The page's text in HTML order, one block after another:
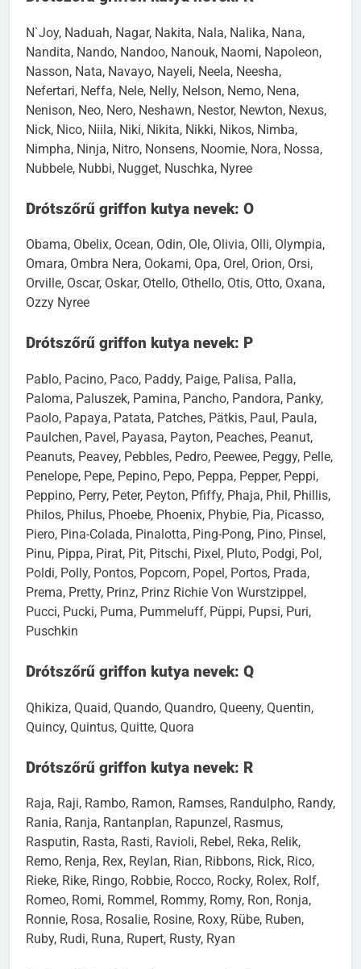
N`Joy, Naduah, Nagar, Nakita, Nala, Nalika, Nana,
Nandita, Nando, Nandoo, Nanouk, Naomi, Napoleon,
Nasson, Nata, Navayo, Nayeli, Neela, Neesha,
Nefertari, Neffa, Nele, Nelly, Nelson, Nemo, Nena,
Nenison, Neo, Nero, Neshawn, Nestor, Newton, Nexus,
Nick, Nico, Niila, Niki, Nikita, Nikki, Nikos, Nimba,
Nimpha, Ninja, Nitro, Nonsens, Noomie, Nora, Nossa,
Nubbele, Nubbi, Nugget, Nuschka, Nyree
Drótszőrű griffon kutya nevek: O
Obama, Obelix, Ocean, Odin, Ole, Olivia, Olli, Olympia,
Omara, Ombra Nera, Ookami, Opa, Orel, Orion, Orsi,
Orville, Oscar, Oskar, Otello, Othello, Otis, Otto, Oxana,
Ozzy Nyree
Drótszőrű griffon kutya nevek: P
Pablo, Pacino, Paco, Paddy, Paige, Palisa, Palla,
Paloma, Paluszek, Pamina, Pancho, Pandora, Panky,
Paolo, Papaya, Patata, Patches, Pätkis, Paul, Paula,
Paulchen, Pavel, Payasa, Payton, Peaches, Peanut,
Peanuts, Peavey, Pebbles, Pedro, Peewee, Peggy, Pelle,
Penelope, Pepe, Pepino, Pepo, Peppa, Pepper, Peppi,
Peppino, Perry, Peter, Peyton, Pfiffy, Phaja, Phil, Phillis,
Philos, Philus, Phoebe, Phoenix, Phybie, Pia, Picasso,
Piero, Pina-Colada, Pinalotta, Ping-Pong, Pino, Pinsel,
Pinu, Pippa, Pirat, Pit, Pitschi, Pixel, Pluto, Podgi, Pol,
Poldi, Polly, Pontos, Popcorn, Popel, Portos, Prada,
Prema, Pretty, Prinz, Prinz Richie Von Wurstzippel,
Pucci, Pucki, Puma, Pummeluff, Püppi, Pupsi, Puri,
Puschkin
Drótszőrű griffon kutya nevek: Q
Qhikiza, Quaid, Quando, Quandro, Queeny, Quentin,
Quincy, Quintus, Quitte, Quora
Drótszőrű griffon kutya nevek: R
Raja, Raji, Rambo, Ramon, Ramses, Randulpho, Randy,
Rania, Ranja, Rantanplan, Rapunzel, Rasmus,
Rasputin, Rasta, Rasti, Ravioli, Rebel, Reka, Relik,
Remo, Renja, Rex, Reylan, Rian, Ribbons, Rick, Rico,
Rieke, Rike, Ringo, Robbie, Rocco, Rocky, Rolex, Rolf,
Romeo, Romi, Rommel, Rommy, Romy, Ron, Ronja,
Ronnie, Rosa, Rosalie, Rosine, Roxy, Rübe, Ruben,
Ruby, Rudi, Runa, Rupert, Rusty, Ryan